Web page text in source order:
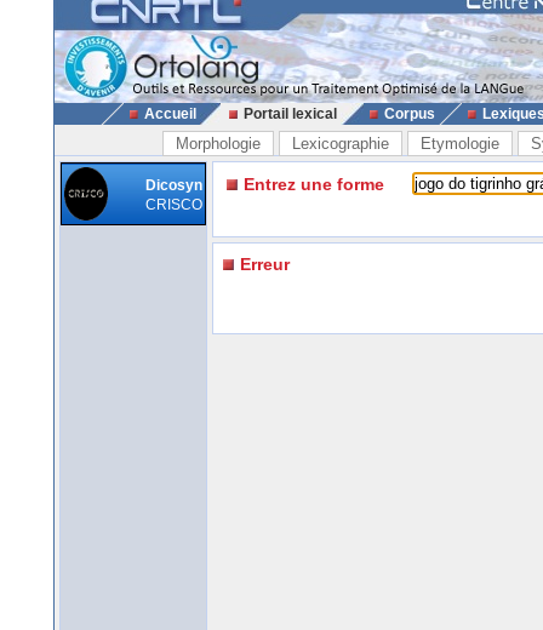
Accueil Portail lexical Corpus
Morphologie Lexicographie Etymologie
Dicosyn
CRISCO
Entrez une forme
Erreur